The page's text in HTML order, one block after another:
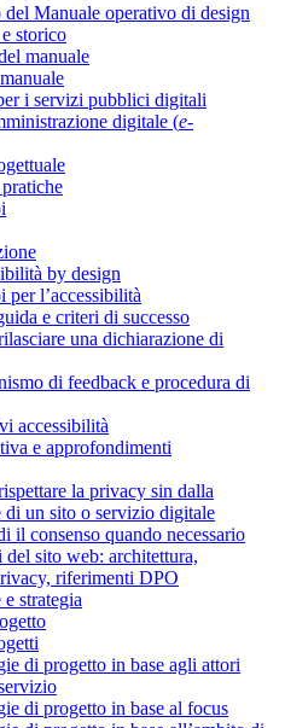
del Manuale operativo di design
storico
manuale
i servizi pubblici digitali
digitale (e-
by design
per l’accessibilità
e criteri di successo
una dichiarazione di
di feedback e procedura di
accessibilità
e approfondimenti
la privacy sin dalla
di un sito o servizio digitale
il consenso quando necessario
del sito web: architettura,
riferimenti DPO
strategia
di progetto in base agli attori
di progetto in base al focus